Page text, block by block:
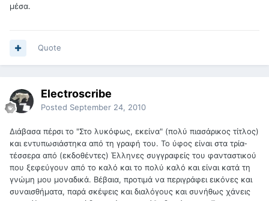
μέσα.
Quote
Electroscribe
Posted September 24, 2010
Διάβασα πέρσι το "Στο λυκόφως, εκείνα" (πολύ πιασάρικος τίτλος)
και εντυπωσιάστηκα από τη γραφή του. Το ύφος είναι στα τρία-
τέσσερα από (εκδοθέντες) Έλληνες συγγραφείς του φανταστικού
που ξεφεύγουν από το καλό και το πολύ καλό και είναι κατά τη
γνώμη μου μοναδικά. Βέβαια, προτιμά να περιγράφει εικόνες και
συναισθήματα, παρά σκέψεις και διαλόγους και συνήθως χάνεις